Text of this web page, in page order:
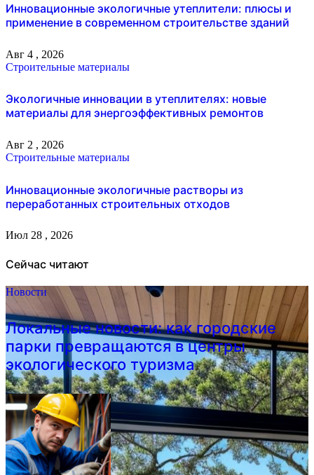
Инновационные экологичные утеплители: плюсы и
применение в современном строительстве зданий
Авг 4 , 2026
Строительные материалы
Экологичные инновации в утеплителях: новые
материалы для энергоэффективных ремонтов
Авг 2 , 2026
Строительные материалы
Инновационные экологичные растворы из
переработанных строительных отходов
Июл 28 , 2026
Сейчас читают
Новости
Локальные новости: как городские
парки превращаются в центры
экологического туризма